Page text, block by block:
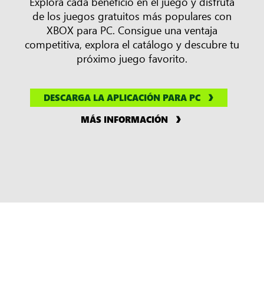
de los juegos gratuitos más populares con
XBOX para PC. Consigue una ventaja
competitiva, explora el catálogo y descubre tu
próximo juego favorito.
DESCARGA LA APLICACIÓN PARA PC
MÁS INFORMACIÓN